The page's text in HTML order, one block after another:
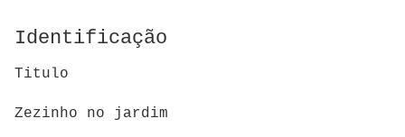
Identificação
Titulo
Zezinho no jardim